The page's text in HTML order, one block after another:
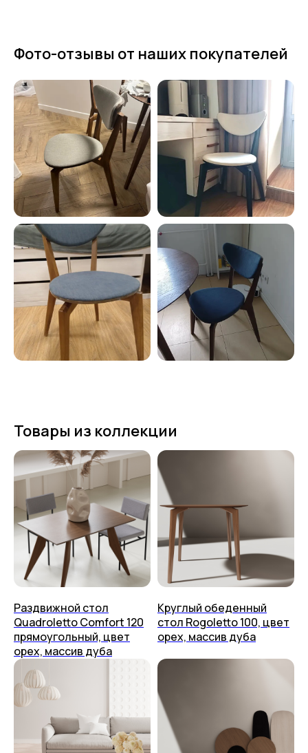
Фото-отзывы от наших покупателей
Товары из коллекции
Раздвижной стол
Quadroletto Comfort 120
прямоугольный, цвет
орех, массив дуба
Круглый обеденный
стол Rogoletto 100, цвет
орех, массив дуба
Мы на Ozon
Дизайнерам
Журнальные столики
Столы